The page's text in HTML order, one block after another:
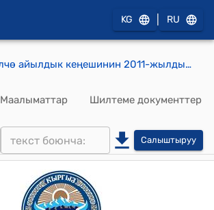
KG RU
Гүлчө айылдык кеңешинин 2011-жылдын 31-мартындагы № 18/15 "“Алай райондук мамлекеттик Архивинин 09.03.2011-жылдагы Гүлчө айыл өкмөтүнүн муниципиалдык менчигиндеги Бизнес инкубатордун имаратын пайдаланууга берүү боюнча №49”- каты жөнүндө" токтому
Маалыматтар Шилтеме документтер
Салыштыруу